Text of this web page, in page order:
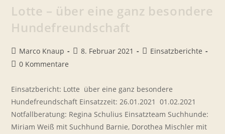
Leberwurst
Lotte – über eine ganz besondere
Hundefreundschaft
Beitrags-
Autor:
Marco Knaup
Beitrag
8. Februar 2021
Beitrags-
Einsatzberichte
Beitrags-
0 Kommentare
Einsatzbericht: Lotte  über eine ganz besondere
Hundefreundschaft Einsatzzeit: 26.01.2021  01.02.2021
Notfallberatung: Regina Schulius Einsatzteam Suchhunde:
Miriam Weiß mit Suchhund Barnie, Dorothea Mischler mit